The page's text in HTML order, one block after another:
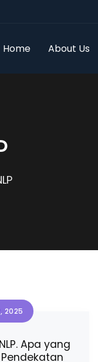
Home About Us
2025
Apa yang